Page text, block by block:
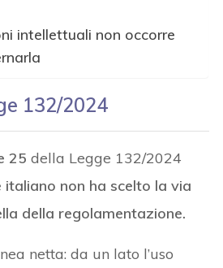
intellettuali non occorre
132/2024
25 della Legge 132/2024
italiano non ha scelto la via
della regolamentazione.
netta: da un lato l’uso